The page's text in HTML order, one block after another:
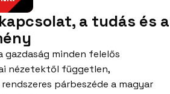
a tudás és a
gazdaság minden felelős
nézetektől független,
párbeszéde a magyar